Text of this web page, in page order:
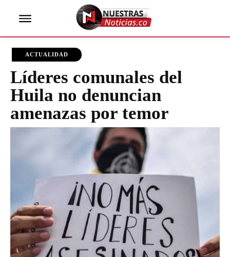
ACTUALIDAD
Líderes comunales del
Huila no denuncian
amenazas por temor